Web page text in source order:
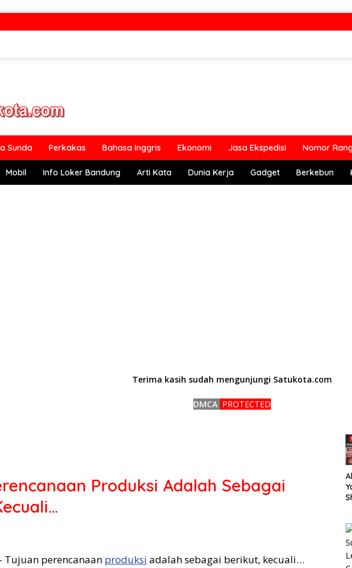
Sunda Perkakas Bahasa Inggris Ekonomi Jasa Ekspedisi Nomor
Mobil Info Loker Bandung Arti Kata Dunia Kerja Gadget Berkebun
Terima kasih sudah mengunjungi Satukota.com
DMCA PROTECTED
Produksi Adalah Sebagai
Tujuan perencanaan produksi adalah sebagai berikut, kecuali…